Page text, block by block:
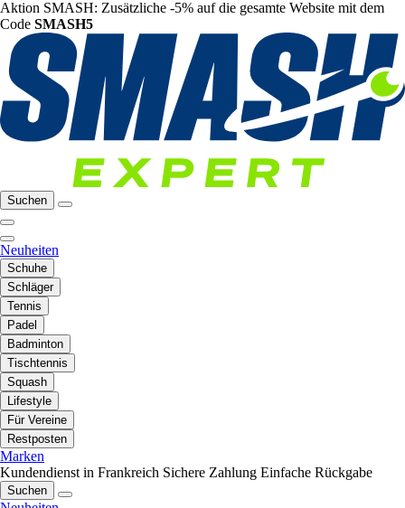
Aktion SMASH: Zusätzliche -5% auf die gesamte Website mit dem
Code SMASH5
Suchen
Neuheiten
Schuhe
Schläger
Tennis
Padel
Badminton
Tischtennis
Squash
Lifestyle
Für Vereine
Restposten
Marken
Kundendienst in Frankreich Sichere Zahlung Einfache Rückgabe
Suchen